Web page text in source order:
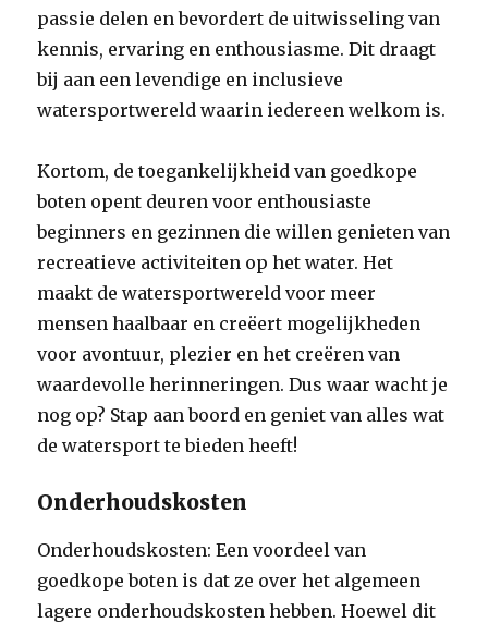
passie delen en bevordert de uitwisseling van
kennis, ervaring en enthousiasme. Dit draagt
bij aan een levendige en inclusieve
watersportwereld waarin iedereen welkom is.
Kortom, de toegankelijkheid van goedkope
boten opent deuren voor enthousiaste
beginners en gezinnen die willen genieten van
recreatieve activiteiten op het water. Het
maakt de watersportwereld voor meer
mensen haalbaar en creëert mogelijkheden
voor avontuur, plezier en het creëren van
waardevolle herinneringen. Dus waar wacht je
nog op? Stap aan boord en geniet van alles wat
de watersport te bieden heeft!
Onderhoudskosten
Onderhoudskosten: Een voordeel van
goedkope boten is dat ze over het algemeen
lagere onderhoudskosten hebben. Hoewel dit